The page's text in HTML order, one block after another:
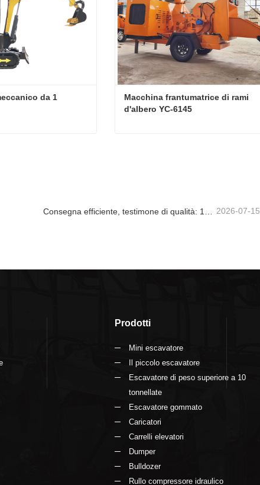
da 1
Macchina frantumatrice di rami
d'albero YC-6145
Consegna efficiente, testimone di qualità: 14 mini escavatori da 1,8 tonnellate sono stati spediti con successo! 2026-07-15
Prodotti
Mini escavatore
Il piccolo escavatore
Escavatore di peso superiore a 10
tonnellate
Escavatore gommato
Caricatori
Carrelli elevatori
Dumper
Bulldozer
Rullo compressore idraulico